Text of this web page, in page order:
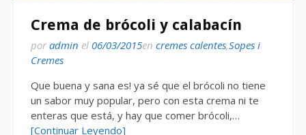
Crema de brócoli y calabacín
por admin el 06/03/2015en cremes calentes,Sopes i
Cremes
Que buena y sana es! ya sé que el brócoli no tiene
un sabor muy popular, pero con esta crema ni te
enteras que está, y hay que comer brócoli,…
[Continuar Leyendo]